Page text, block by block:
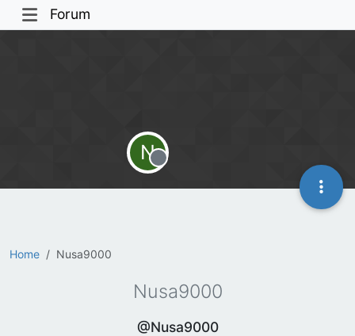
Forum
Home Nusa9000
N
Offline
Nusa9000
@Nusa9000